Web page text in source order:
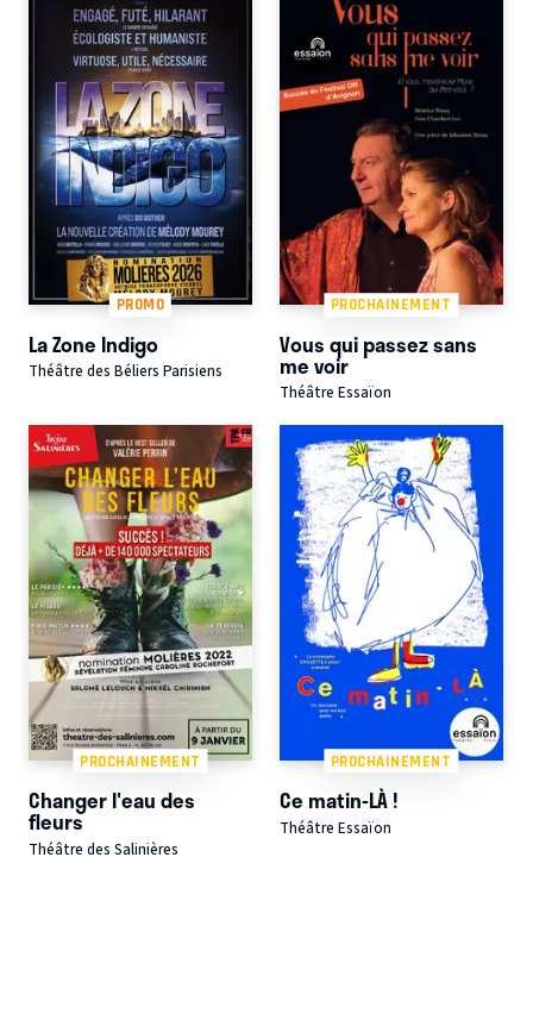
PROMO
La Zone Indigo
Théâtre des Béliers Parisiens
PROCHAINEMENT
Vous qui passez sans
me voir
Théâtre Essaïon
PROCHAINEMENT
Changer l'eau des
fleurs
Théâtre des Salinières
PROCHAINEMENT
Ce matin-LÀ !
Théâtre Essaïon